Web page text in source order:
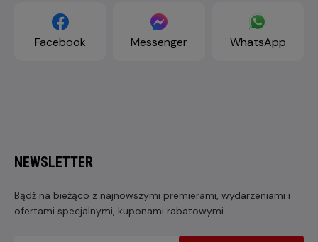
Facebook Messenger WhatsApp
NEWSLETTER
Bądź na bieżąco z najnowszymi premierami, wydarzeniami i
ofertami specjalnymi, kuponami rabatowymi